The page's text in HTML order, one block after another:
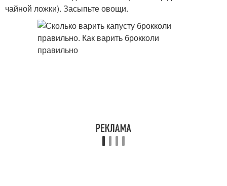
чайной ложки). Засыпьте овощи.